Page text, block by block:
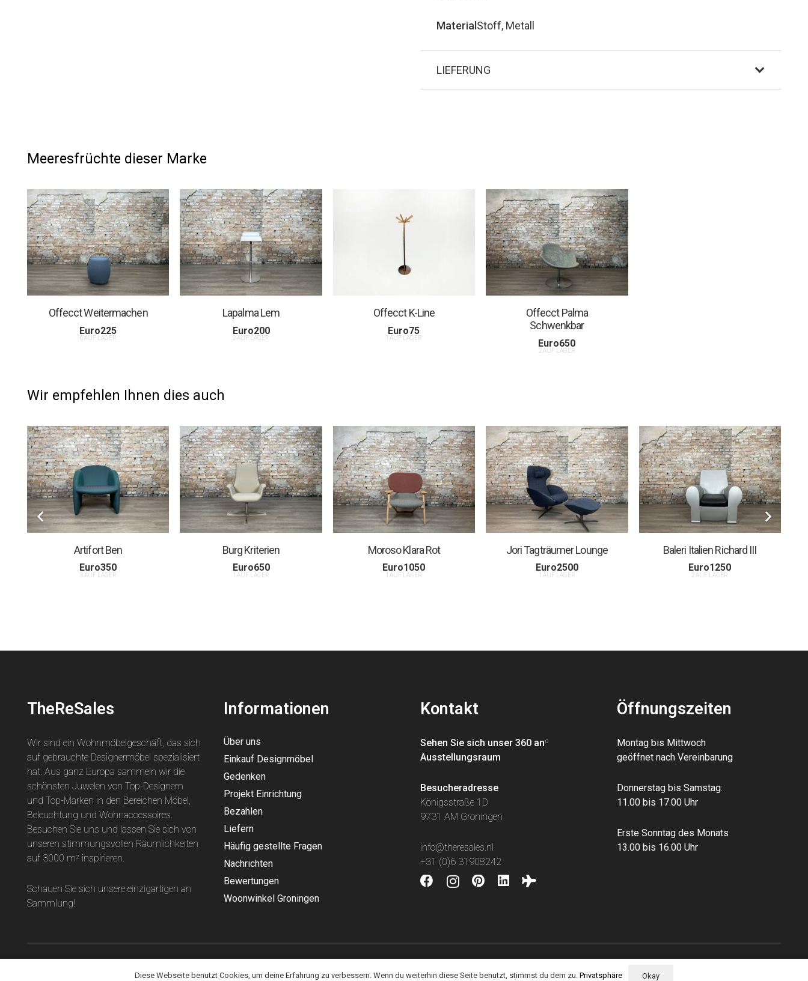
Material Stoff, Metall
LIEFERUNG
Meeresfrüchte dieser Marke
Offecct Weitermachen
Euro225
6 AUF LAGER
Lapalma Lem
Euro200
2 AUF LAGER
Offecct K-Line
Euro75
1 AUF LAGER
Offecct Palma
Schwenkbar
Euro650
2 AUF LAGER
Wir empfehlen Ihnen dies auch
Artifort Ben
Euro350
3 AUF LAGER
Burg Kriterien
Euro650
1 AUF LAGER
Moroso Klara Rot
Euro1050
1 AUF LAGER
Jori Tagträumer Lounge
Euro2500
1 AUF LAGER
Baleri Italien Richard III
Euro1250
2 AUF LAGER
TheReSales
Wir sind ein Wohnmöbelgeschäft, das sich
auf gebrauchte Designermöbel spezialisiert
hat. Aus ganz Europa sammeln wir die
schönsten Juwelen von Top-Designern
und Top-Marken in den Bereichen Möbel,
Beleuchtung und Wohnaccessoires.
Besuchen Sie uns und lassen Sie sich von
unseren stimmungsvollen Räumlichkeiten
auf 3000 m² inspirieren.
Schauen Sie sich unsere einzigartigen an
Sammlung!
Informationen
Über uns
Einkauf Designmöbel
Gedenken
Projekt Einrichtung
Bezahlen
Liefern
Häufig gestellte Fragen
Nachrichten
Bewertungen
Woonwinkel Groningen
Kontakt
Sehen Sie sich unser 360 anº
Ausstellungsraum
Besucheradresse
Königsstraße 1D
9731 AM Groningen
info@theresales.nl
+31 (0)6 31908242
Öffnungszeiten
Montag bis Mittwoch
geöffnet nach Vereinbarung
Donnerstag bis Samstag:
11.00 bis 17.00 Uhr
Erste Sonntag des Monats
13.00 bis 16.00 Uhr
Diese Webseite benutzt Cookies, um deine Erfahrung zu verbessern. Wenn du weiterhin diese Seite benutzt, stimmst du dem zu. Privatsphäre Okay